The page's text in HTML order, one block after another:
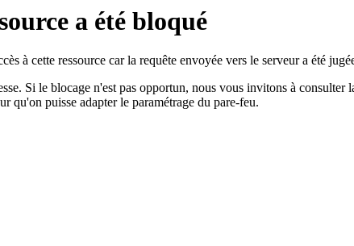
a été bloqué
à cette ressource car la requête envoyée vers le serveur a été
Si le blocage n'est pas opportun, nous vous invitons à consulter
qu'on puisse adapter le paramétrage du pare-feu.